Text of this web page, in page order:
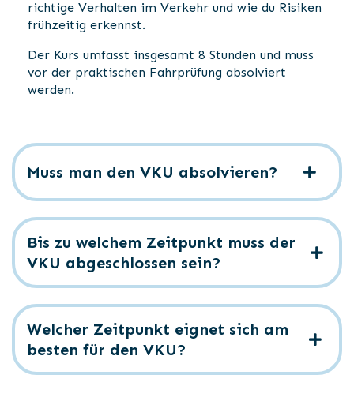
richtige Verhalten im Verkehr und wie du Risiken
frühzeitig erkennst.
Der Kurs umfasst insgesamt 8 Stunden und muss
vor der praktischen Fahrprüfung absolviert
werden.
Muss man den VKU absolvieren?
Bis zu welchem Zeitpunkt muss der
VKU abgeschlossen sein?
Welcher Zeitpunkt eignet sich am
besten für den VKU?